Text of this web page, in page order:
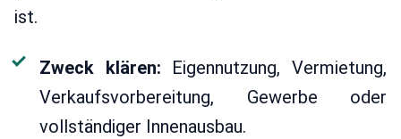
ist.
Zweck klären: Eigennutzung, Vermietung,
Verkaufsvorbereitung, Gewerbe oder
vollständiger Innenausbau.